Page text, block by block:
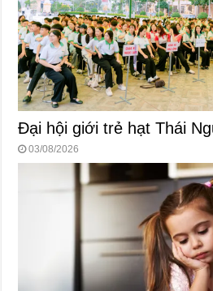
Đại hội giới trẻ hạt Thái
03/08/2026